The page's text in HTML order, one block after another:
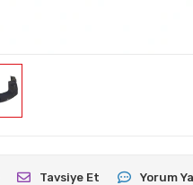
Tavsiye Et Yorum